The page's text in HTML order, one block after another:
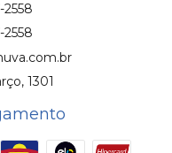
2558
2558
1301